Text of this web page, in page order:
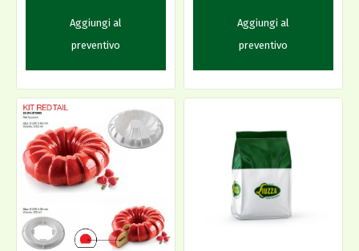
Aggiungi al
preventivo
Aggiungi al
preventivo